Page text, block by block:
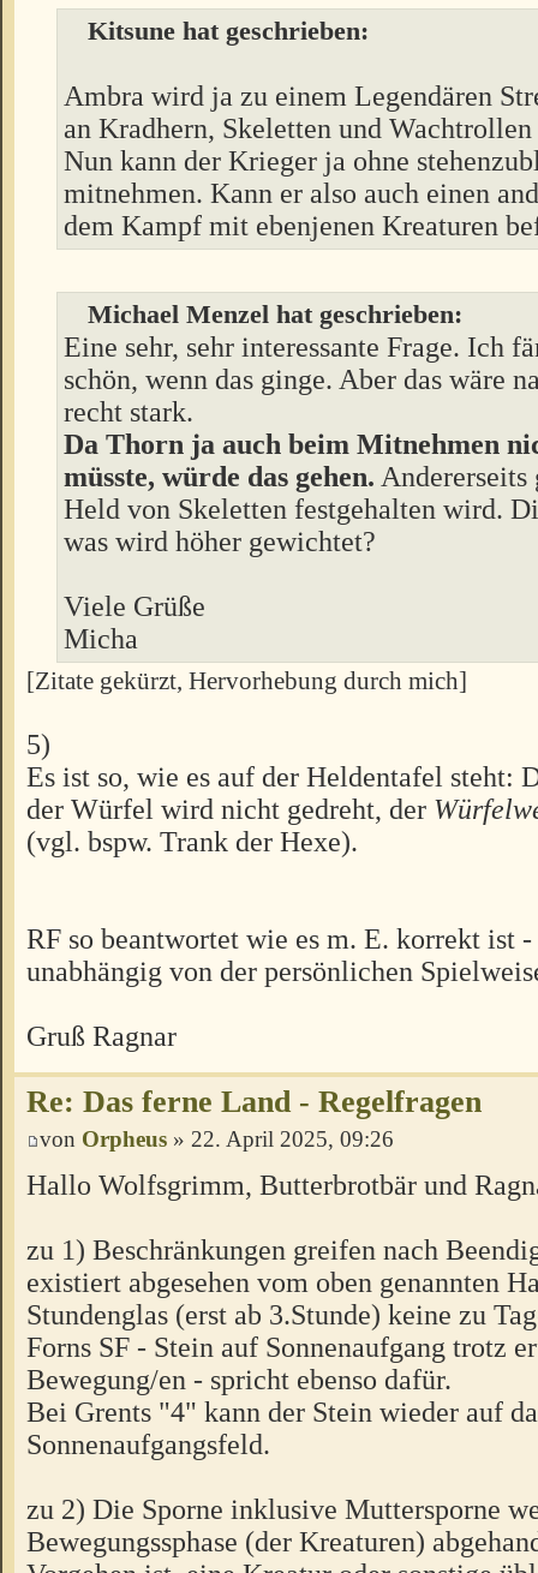
Kitsune hat geschrieben:
Ambra wird ja zu einem Legendären
an Kradhern, Skeletten und
Nun kann der Krieger ja ohne
mitnehmen. Kann er also auch einen
dem Kampf mit ebenjenen Kreaturen
Michael Menzel hat geschrieben:
Eine sehr, sehr interessante Frage. Ich
schön, wenn das ginge. Aber das wäre
recht stark.
Da Thorn ja auch beim Mitnehmen
müsste, würde das gehen.
Held von Skeletten festgehalten wird.
was wird höher gewichtet?
Viele Grüße
Micha
[Zitate gekürzt, Hervorhebung durch mich]
5)
Es ist so, wie es auf der Heldentafel steht:
der Würfel wird nicht gedreht, der
(vgl. bspw. Trank der Hexe).
RF so beantwortet wie es m. E. korrekt ist -
unabhängig von der persönlichen
Gruß Ragnar
Re: Das ferne Land - Regelfragen
von Orpheus » 22. April 2025, 09:26
Hallo Wolfsgrimm, Butterbrotbär und
zu 1) Beschränkungen greifen nach
existiert abgesehen vom oben genannten
Stundenglas (erst ab 3.Stunde) keine zu
Forns SF - Stein auf Sonnenaufgang trotz
Bewegung/en - spricht ebenso dafür.
Bei Grents "4" kann der Stein wieder auf
Sonnenaufgangsfeld.
zu 2) Die Sporne inklusive Muttersporne
Bewegungssphase (der Kreaturen)